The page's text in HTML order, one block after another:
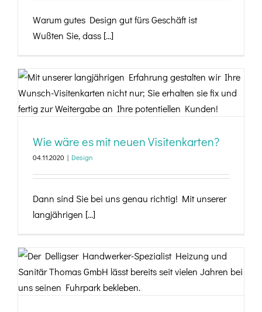
Warum gutes Design gut fürs Geschäft ist
Wußten Sie, dass [...]
Wie wäre es mit neuen Visitenkarten?
Wie wäre es mit neuen Visitenkarten?
04.11.2020 | Design
Dann sind Sie bei uns genau richtig! Mit unserer
langjährigen [...]
KFZ-Beschriftungen für Heizung + Sanitär